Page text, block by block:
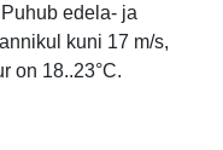
edela- ja
kuni 17 m/s,
on 18..23°C.